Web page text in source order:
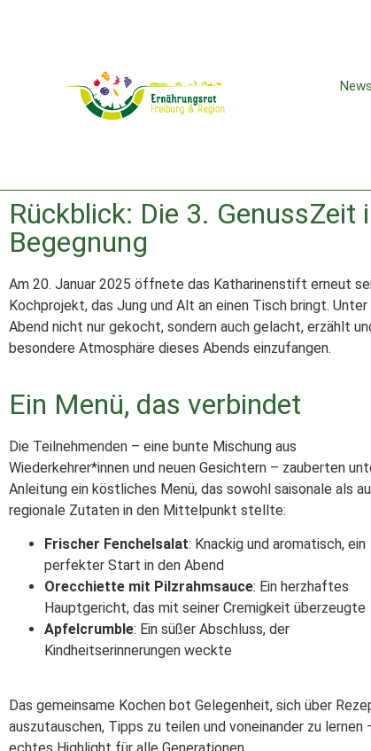
News
Rückblick: Die 3.
Begegnung
Am 20. Januar 2025 öffnete das Katharinenstift erneut
Kochprojekt, das Jung und Alt an einen Tisch bringt.
Abend nicht nur gekocht, sondern auch gelacht, erzählt
besondere Atmosphäre dieses Abends einzufangen.
Ein Menü, das verbindet
Die Teilnehmenden – eine bunte Mischung aus
Wiederkehrer*innen und neuen Gesichtern – zauberten
Anleitung ein köstliches Menü, das sowohl saisonale als
regionale Zutaten in den Mittelpunkt stellte:
Frischer Fenchelsalat: Knackig und aromatisch, ein
perfekter Start in den Abend
Orecchiette mit Pilzrahmsauce: Ein herzhaftes
Hauptgericht, das mit seiner Cremigkeit überzeugte
Apfelcrumble: Ein süßer Abschluss, der
Kindheitserinnerungen weckte
Das gemeinsame Kochen bot Gelegenheit, sich über
auszutauschen, Tipps zu teilen und voneinander zu lernen